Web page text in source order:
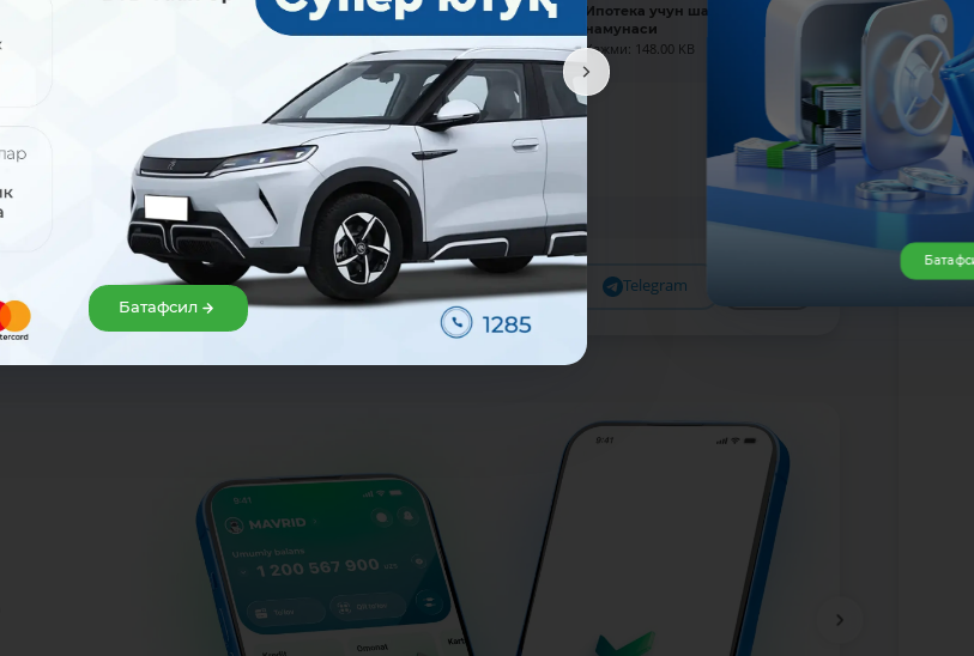
Ипотека учун шартнома
намунаси
Ҳажми: 148.00 KB
Улашиш: Telegram
Батафсил